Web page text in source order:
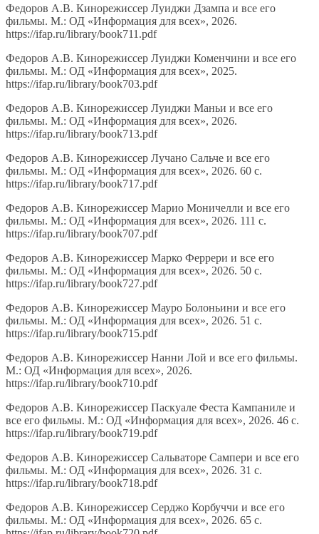
Федоров А.В. Кинорежиссер Луиджи Дзампа и все его
фильмы. М.: ОД «Информация для всех», 2026.
https://ifap.ru/library/book711.pdf
Федоров А.В. Кинорежиссер Луиджи Коменчини и все его
фильмы. М.: ОД «Информация для всех», 2025.
https://ifap.ru/library/book703.pdf
Федоров А.В. Кинорежиссер Луиджи Маньи и все его
фильмы. М.: ОД «Информация для всех», 2026.
https://ifap.ru/library/book713.pdf
Федоров А.В. Кинорежиссер Лучано Сальче и все его
фильмы. М.: ОД «Информация для всех», 2026. 60 с.
https://ifap.ru/library/book717.pdf
Федоров А.В. Кинорежиссер Марио Моничелли и все его
фильмы. М.: ОД «Информация для всех», 2026. 111 с.
https://ifap.ru/library/book707.pdf
Федоров А.В. Кинорежиссер Марко Феррери и все его
фильмы. М.: ОД «Информация для всех», 2026. 50 с.
https://ifap.ru/library/book727.pdf
Федоров А.В. Кинорежиссер Мауро Болоньини и все его
фильмы. М.: ОД «Информация для всех», 2026. 51 с.
https://ifap.ru/library/book715.pdf
Федоров А.В. Кинорежиссер Нанни Лой и все его фильмы.
М.: ОД «Информация для всех», 2026.
https://ifap.ru/library/book710.pdf
Федоров А.В. Кинорежиссер Паскуале Феста Кампаниле и
все его фильмы. М.: ОД «Информация для всех», 2026. 46 с.
https://ifap.ru/library/book719.pdf
Федоров А.В. Кинорежиссер Сальваторе Сампери и все его
фильмы. М.: ОД «Информация для всех», 2026. 31 с.
https://ifap.ru/library/book718.pdf
Федоров А.В. Кинорежиссер Серджо Корбуччи и все его
фильмы. М.: ОД «Информация для всех», 2026. 65 с.